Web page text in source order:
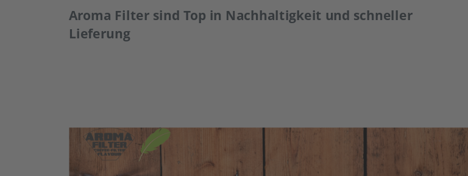
Aroma Filter sind Top in Nachhaltigkeit und schneller
Lieferung